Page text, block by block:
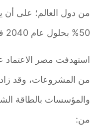
من دول العالم؛ على أن
50% بحلول عام 2040 في مصر.
استهدفت مصر الاعتماد
من المشروعات، وقد زاد
والمؤسسات بالطاقة
من: